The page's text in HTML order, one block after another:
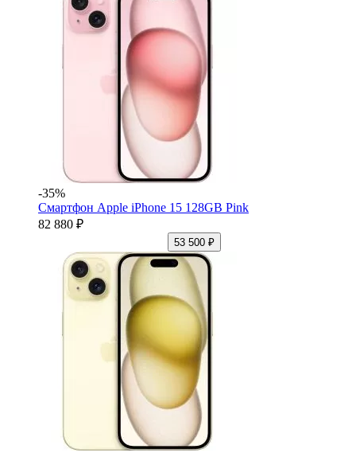
-35%
Смартфон Apple iPhone 15 128GB Pink
82 880 ₽
53 500 ₽